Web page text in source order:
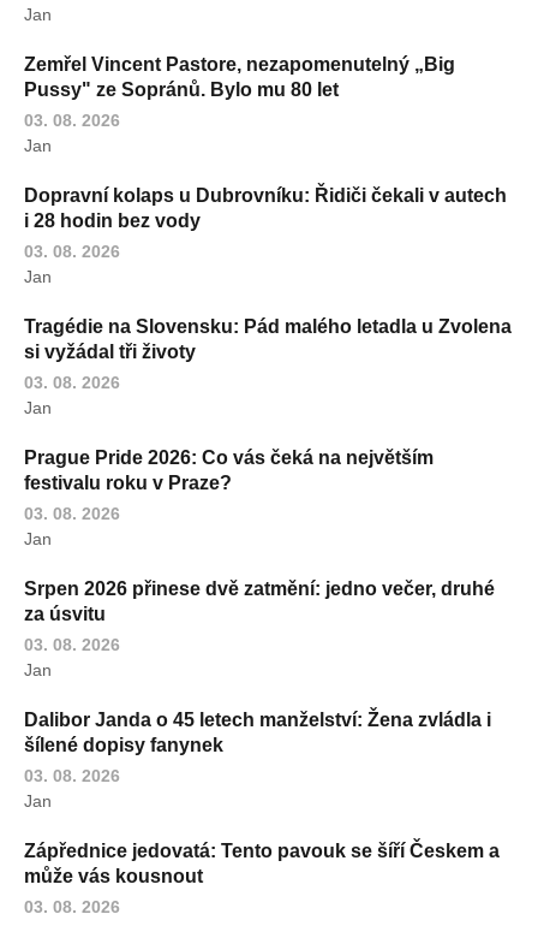
Jan
Zemřel Vincent Pastore, nezapomenutelný „Big
Pussy" ze Sopránů. Bylo mu 80 let
03. 08. 2026
Jan
Dopravní kolaps u Dubrovníku: Řidiči čekali v autech
i 28 hodin bez vody
03. 08. 2026
Jan
Tragédie na Slovensku: Pád malého letadla u Zvolena
si vyžádal tři životy
03. 08. 2026
Jan
Prague Pride 2026: Co vás čeká na největším
festivalu roku v Praze?
03. 08. 2026
Jan
Srpen 2026 přinese dvě zatmění: jedno večer, druhé
za úsvitu
03. 08. 2026
Jan
Dalibor Janda o 45 letech manželství: Žena zvládla i
šílené dopisy fanynek
03. 08. 2026
Jan
Zápřednice jedovatá: Tento pavouk se šíří Českem a
může vás kousnout
03. 08. 2026